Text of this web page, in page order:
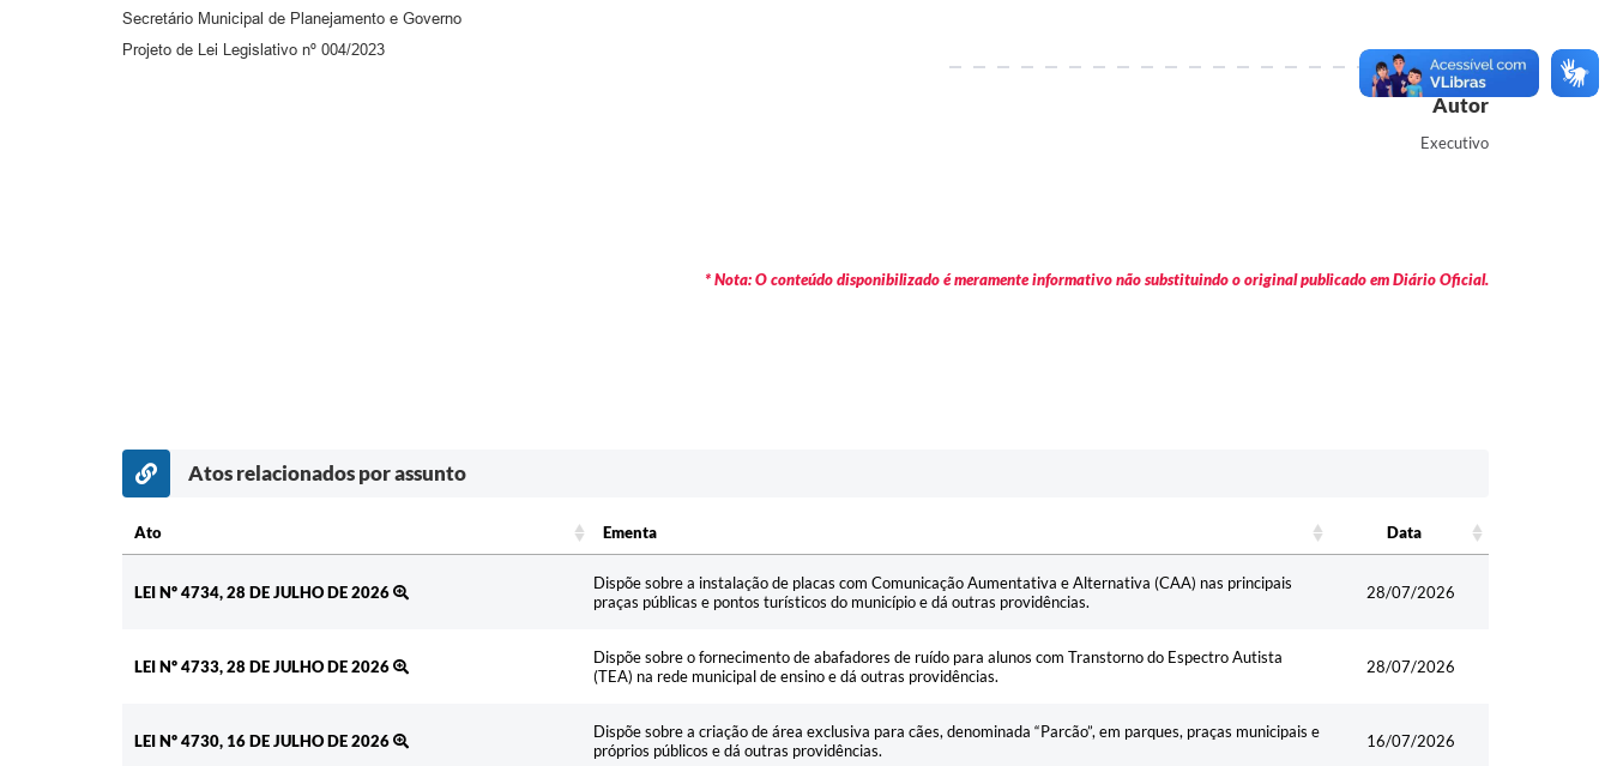
Secretário Municipal de Planejamento e Governo
Projeto de Lei Legislativo nº 004/2023
Autor
Executivo
* Nota: O conteúdo disponibilizado é meramente informativo não substituindo o original publicado em Diário Oficial.
Atos relacionados por assunto
Ato Ementa
Data
LEI Nº 4734, 28 DE JULHO DE 2026
Dispõe sobre a instalação de placas com Comunicação Aumentativa e Alternativa (CAA) nas principais
praças públicas e pontos turísticos do município e dá outras providências.
28/07/2026
LEI Nº 4733, 28 DE JULHO DE 2026
Dispõe sobre o fornecimento de abafadores de ruído para alunos com Transtorno do Espectro Autista
(TEA) na rede municipal de ensino e dá outras providências.
28/07/2026
LEI Nº 4730, 16 DE JULHO DE 2026
Dispõe sobre a criação de área exclusiva para cães, denominada “Parcão”, em parques, praças municipais e
próprios públicos e dá outras providências.
16/07/2026